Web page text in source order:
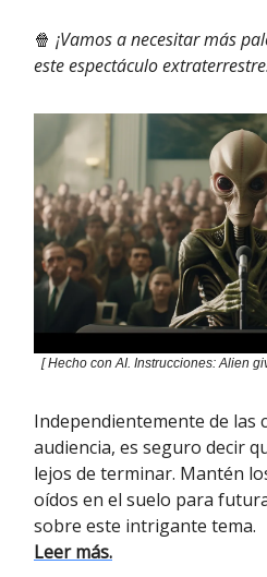
🍿 ¡Vamos a necesitar más
este espectáculo
[ Hecho con AI. Instrucciones: Alien
Independientemente de las
audiencia, es seguro decir
lejos de terminar. Mantén
oídos en el suelo para
sobre este intrigante tema.
Leer más.